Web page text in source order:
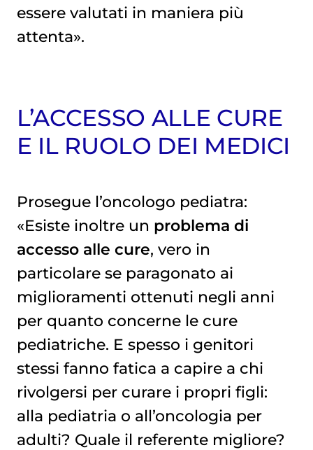
essere valutati in maniera più
attenta».
L’ACCESSO ALLE CURE
E IL RUOLO DEI MEDICI
Prosegue l’oncologo pediatra:
«Esiste inoltre un problema di
accesso alle cure, vero in
particolare se paragonato ai
miglioramenti ottenuti negli anni
per quanto concerne le cure
pediatriche. E spesso i genitori
stessi fanno fatica a capire a chi
rivolgersi per curare i propri figli:
alla pediatria o all’oncologia per
adulti? Quale il referente migliore?